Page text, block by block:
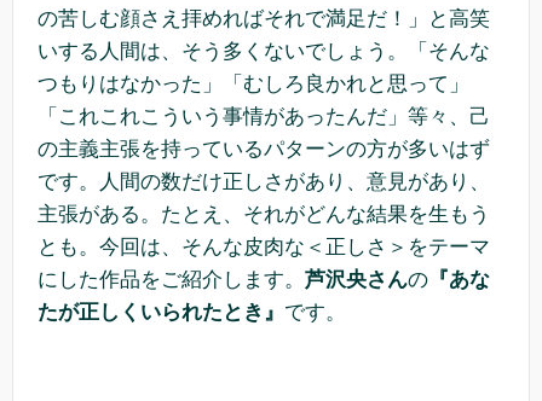
の苦しむ顔さえ拝めればそれで満足だ！」と高笑
いする人間は、そう多くないでしょう。「そんな
つもりはなかった」「むしろ良かれと思って」
「これこれこういう事情があったんだ」等々、己
の主義主張を持っているパターンの方が多いはず
です。人間の数だけ正しさがあり、意見があり、
主張がある。たとえ、それがどんな結果を生もう
とも。今回は、そんな皮肉な＜正しさ＞をテーマ
にした作品をご紹介します。 芦沢央さんの 『あな
たが正しくいられたとき』 です。